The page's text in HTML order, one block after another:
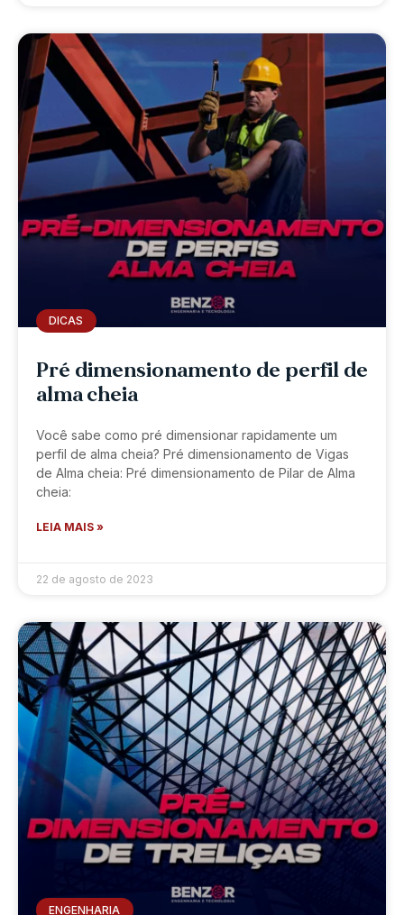
DICAS
Pré dimensionamento de perfil de
alma cheia
Você sabe como pré dimensionar rapidamente um
perfil de alma cheia? Pré dimensionamento de Vigas
de Alma cheia: Pré dimensionamento de Pilar de Alma
cheia:
LEIA MAIS »
22 de agosto de 2023
ENGENHARIA